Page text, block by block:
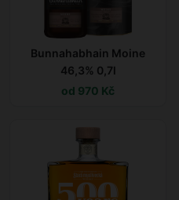
Bunnahabhain Moine
46,3% 0,7l
od 970 Kč